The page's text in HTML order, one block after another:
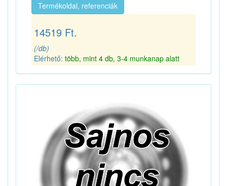
Termékoldal, referenciák
14519 Ft.
(/db)
Elérhető: több, mint 4 db, 3-4 munkanap alatt